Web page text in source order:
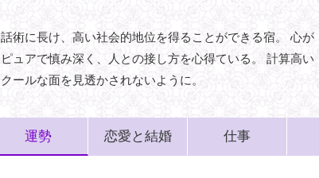
話術に長け、高い社会的地位を得ることができる宿。 心が
ピュアで慎み深く、人との接し方を心得ている。 計算高い
クールな面を見透かされないように。
運勢 恋愛と結婚 仕事